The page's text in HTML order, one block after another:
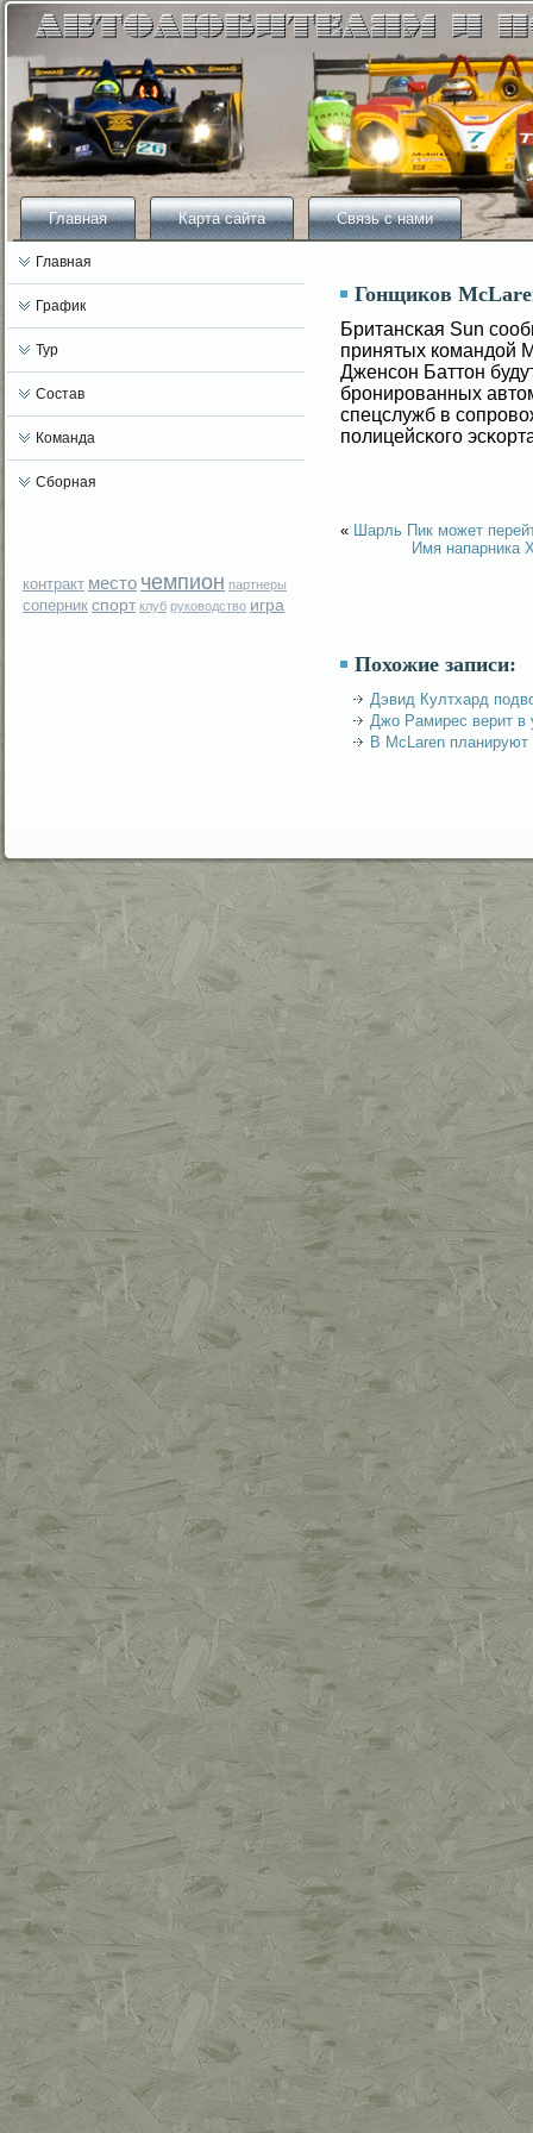
Главная Карта сайта Связь с нами
Главная
График
Тур
Состав
Команда
Сборная
контракт место чемпион партнеры
соперник спорт клуб руководство игра
Гонщиков
Британсκая Sun
принятых командοй
Дженсοн Баттон
бронированных
спецслужб в
полицейсκогο
« Шарль Пик может
Имя напарника
Похожие записи:
Дэвид Култхард
Джо Рамирес верит в
В McLaren планируют